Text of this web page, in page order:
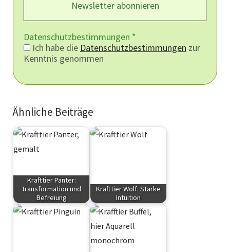
Datenschutzbestimmungen *
Ich habe die Datenschutzbestimmungen zur
Kenntnis genommen
Ähnliche Beiträge
Krafttier Panter:
Transformation und
Befreiung
Krafttiere
Krafttier Wolf: Starke
Intuition
Krafttiere